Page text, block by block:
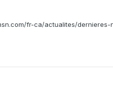
fr-ca/actualites/